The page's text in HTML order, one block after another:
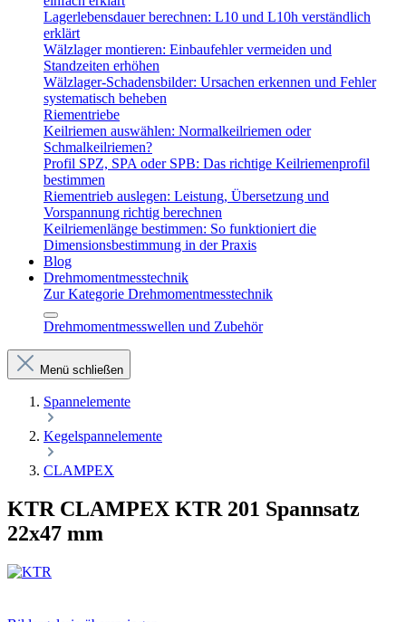
Lagerlebensdauer berechnen: L10 und L10h verständlich
erklärt
Wälzlager montieren: Einbaufehler vermeiden und
Standzeiten erhöhen
Wälzlager-Schadensbilder: Ursachen erkennen und Fehler
systematisch beheben
Riementriebe
Keilriemen auswählen: Normalkeilriemen oder
Schmalkeilriemen?
Profil SPZ, SPA oder SPB: Das richtige Keilriemenprofil
bestimmen
Riementrieb auslegen: Leistung, Übersetzung und
Vorspannung richtig berechnen
Keilriemenlänge bestimmen: So funktioniert die
Dimensionsbestimmung in der Praxis
Blog
Drehmomentmesstechnik
Zur Kategorie Drehmomentmesstechnik
Drehmomentmesswellen und Zubehör
Menü schließen
Spannelemente
Kegelspannelemente
CLAMPEX
KTR CLAMPEX KTR 201 Spannsatz
22x47 mm